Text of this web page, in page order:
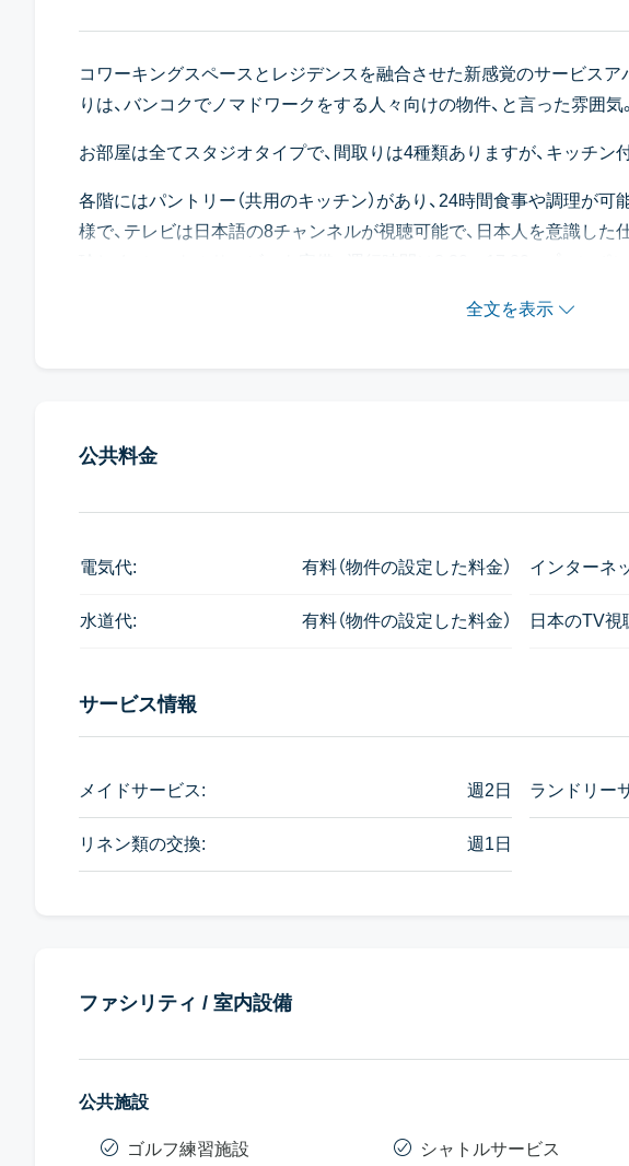
コワーキングスペースとレジデンスを融合させた新感覚のサービスア
りは、バンコクでノマドワークをする人々向けの物件、と言った雰囲気。
お部屋は全てスタジオタイプで、間取りは4種類ありますが、キッチン
各階にはパントリー（共用のキッチン）があり、24時間食事や調理が
様で、テレビは日本語の8チャンネルが視聴可能で、日本人を意識し
います。コワーキングスペースの使用を契約から外した場合、家賃は
全文を表示
公共料金
電気代: 有料（物件の設定した料金）
水道代: 有料（物件の設定した料金）
インターネ
日本のTV視
サービス情報
メイドサービス: 週2日
リネン類の交換: 週1日
ランドリー
ファシリティ / 室内設備
公共施設
ゴルフ練習施設 シャトルサービス